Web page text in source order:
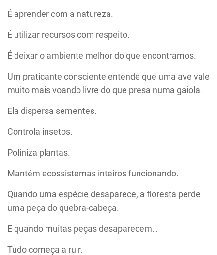
É aprender com a natureza.
É utilizar recursos com respeito.
É deixar o ambiente melhor do que encontramos.
Um praticante consciente entende que uma ave vale
muito mais voando livre do que presa numa gaiola.
Ela dispersa sementes.
Controla insetos.
Poliniza plantas.
Mantém ecossistemas inteiros funcionando.
Quando uma espécie desaparece, a floresta perde
uma peça do quebra-cabeça.
E quando muitas peças desaparecem…
Tudo começa a ruir.